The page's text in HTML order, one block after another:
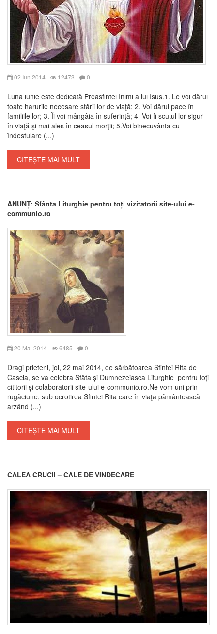
02 Iun 2014 12473 0
Luna iunie este dedicată Preasfintei Inimi a lui Isus.1. Le voi dărui
toate harurile necesare stării lor de viaţă; 2. Voi dărui pace în
familiile lor; 3. Îi voi mângâia în suferinţă; 4. Voi fi scutul lor sigur
în viaţă şi mai ales în ceasul morţii; 5.Voi binecuvânta cu
îndestulare (...)
CITEȘTE MAI MULT
ANUNȚ: Sfânta Liturghie pentru toți vizitatorii site-ului e-
communio.ro
20 Mai 2014 6485 0
Dragi prieteni, joi, 22 mai 2014, de sărbătoarea Sfintei Rita de
Cascia, se va celebra Sfâta și Dumnezeiasca Liturghie pentru toți
cititorii și colaboratorii site-ului e-communio.ro.Ne vom uni prin
rugăciune, sub ocrotirea Sfintei Rita care în viaţa pământească,
arzând (...)
CITEȘTE MAI MULT
CALEA CRUCII – CALE DE VINDECARE